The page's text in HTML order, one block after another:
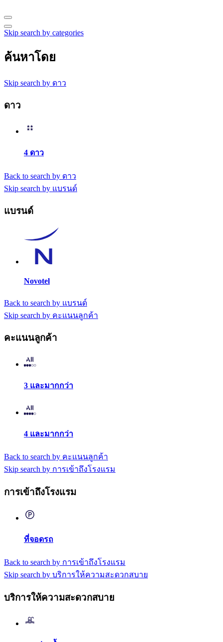
Skip search by categories
ค้นหาโดย
Skip search by ดาว
ดาว
4 ดาว
Back to search by ดาว
Skip search by แบรนด์
แบรนด์
Novotel
Back to search by แบรนด์
Skip search by คะแนนลูกค้า
คะแนนลูกค้า
3 และมากกว่า
4 และมากกว่า
Back to search by คะแนนลูกค้า
Skip search by การเข้าถึงโรงแรม
การเข้าถึงโรงแรม
ที่จอดรถ
Back to search by การเข้าถึงโรงแรม
Skip search by บริการให้ความสะดวกสบาย
บริการให้ความสะดวกสบาย